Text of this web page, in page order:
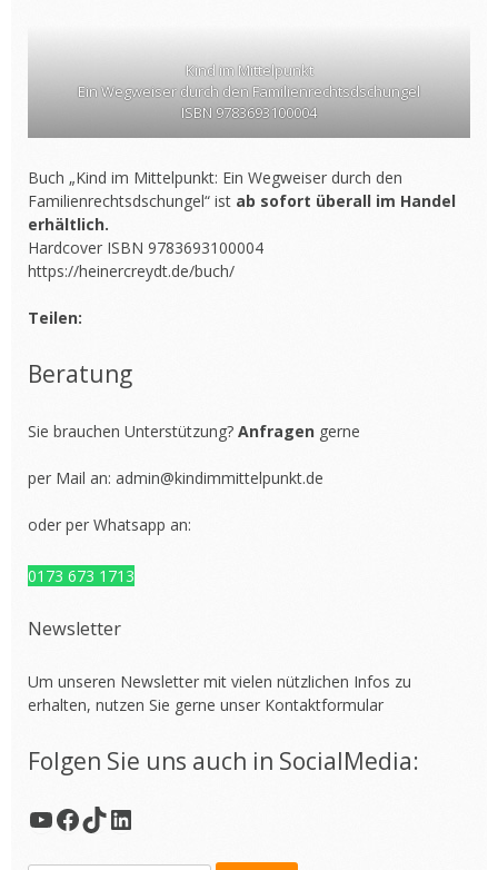
Kind im Mittelpunkt
Ein Wegweiser durch den Familienrechtsdschungel
ISBN 9783693100004
Buch „Kind im Mittelpunkt: Ein Wegweiser durch den
Familienrechtsdschungel“ ist ab sofort überall im Handel
erhältlich.
Hardcover ISBN 9783693100004
https://heinercreydt.de/buch/
Teilen:
Beratung
Sie brauchen Unterstützung? Anfragen gerne
per Mail an: admin@kindimmittelpunkt.de
oder per Whatsapp an:
0173 673 1713
Newsletter
Um unseren Newsletter mit vielen nützlichen Infos zu
erhalten, nutzen Sie gerne unser Kontaktformular
Folgen Sie uns auch in SocialMedia:
YouTube
Facebook
TikTok
LinkedIn